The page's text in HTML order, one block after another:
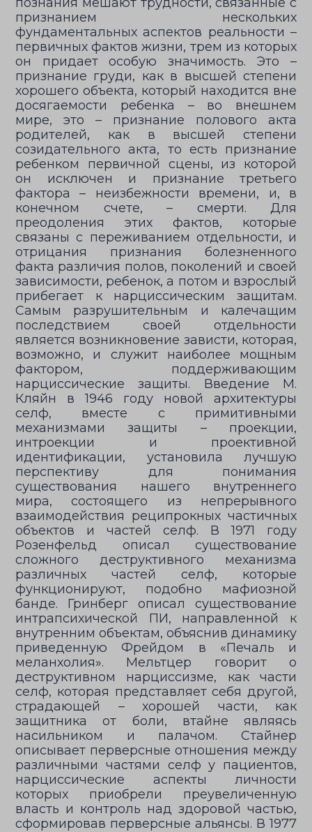
признанием нескольких
фундаментальных аспектов реальности –
первичных фактов жизни, трем из которых
он придает особую значимость. Это –
признание груди, как в высшей степени
хорошего объекта, который находится вне
досягаемости ребенка – во внешнем
мире, это – признание полового акта
родителей, как в высшей степени
созидательного акта, то есть признание
ребенком первичной сцены, из которой
он исключен и признание третьего
фактора – неизбежности времени, и, в
конечном счете, – смерти. Для
преодоления этих фактов, которые
связаны с переживанием отдельности, и
отрицания признания болезненного
факта различия полов, поколений и своей
зависимости, ребенок, а потом и взрослый
прибегает к нарциссическим защитам.
Самым разрушительным и калечащим
последствием своей отдельности
является возникновение зависти, которая,
возможно, и служит наиболее мощным
фактором, поддерживающим
нарциссические защиты. Введение М.
Кляйн в 1946 году новой архитектуры
селф, вместе с примитивными
механизмами защиты – проекции,
интроекции и проективной
идентификации, установила лучшую
перспективу для понимания
существования нашего внутреннего
мира, состоящего из непрерывного
взаимодействия реципрокных частичных
объектов и частей селф. В 1971 году
Розенфельд описал существование
сложного деструктивного механизма
различных частей селф, которые
функционируют, подобно мафиозной
банде. Гринберг описал существование
интрапсихической ПИ, направленной к
внутренним объектам, объяснив динамику
приведенную Фрейдом в «Печаль и
меланхолия». Мельтцер говорит о
деструктивном нарциссизме, как части
селф, которая представляет себя другой,
страдающей – хорошей части, как
защитника от боли, втайне являясь
насильником и палачом. Стайнер
описывает перверсные отношения между
различными частями селф у пациентов,
нарциссические аспекты личности
которых приобрели преувеличенную
власть и контроль над здоровой частью,
сформировав перверсные альянсы. В 1977